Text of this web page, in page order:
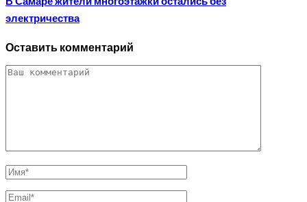
электричества
Оставить комментарий